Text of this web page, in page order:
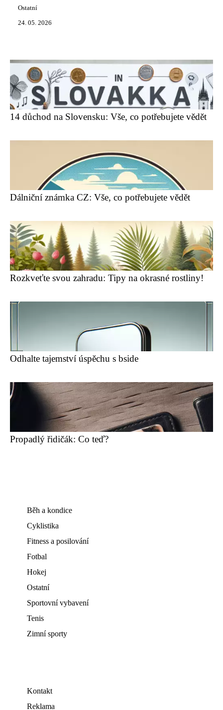
Ostatní
24. 05. 2026
14 důchod na Slovensku: Vše, co potřebujete vědět
Dálniční známka CZ: Vše, co potřebujete vědět
Rozkveťte svou zahradu: Tipy na okrasné rostliny!
Odhalte tajemství úspěchu s bside
Propadlý řidičák: Co teď?
Běh a kondice
Cyklistika
Fitness a posilování
Fotbal
Hokej
Ostatní
Sportovní vybavení
Tenis
Zimní sporty
Kontakt
Reklama